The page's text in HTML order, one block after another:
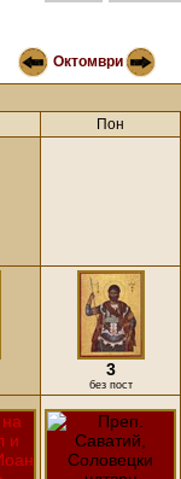
Октомври
Пон
3
без пост